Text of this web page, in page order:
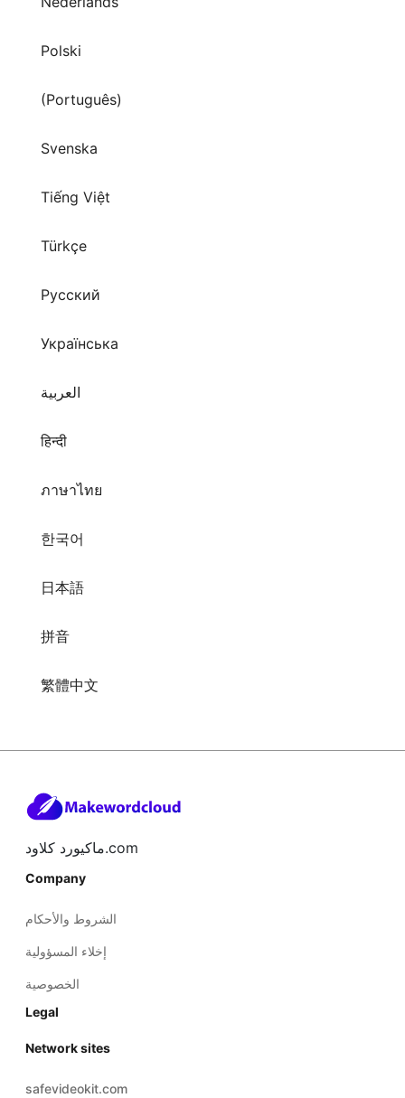
Polski
(Português)
Svenska
Tiếng Việt
Türkçe
Русский
Українська
العربية
हिन्दी
ภาษาไทย
한국어
日本語
拼音
繁體中文
ماكيورد كلاود.com
Company
الشروط والأحكام
إخلاء المسؤولية
الخصوصية
Legal
Network sites
safevideokit.com